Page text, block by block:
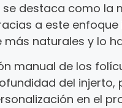
se destaca como
a este
naturales y lo
manual de los
del
en el